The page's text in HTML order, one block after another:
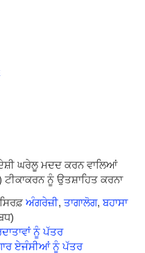
ਘਰੇਲੂ ਮਦਦ ਕਰਨ ਵਾਲਿਆਂ
ਨੂੰ ਉਤਸ਼ਾਹਿਤ ਕਰਨਾ
ਅੰਗਰੇਜ਼ੀ, ਤਾਗਾਲੋਗ, ਬਹਾਸਾ
ਨੂੰ ਪੱਤਰ
ਏਜੰਸੀਆਂ ਨੂੰ ਪੱਤਰ